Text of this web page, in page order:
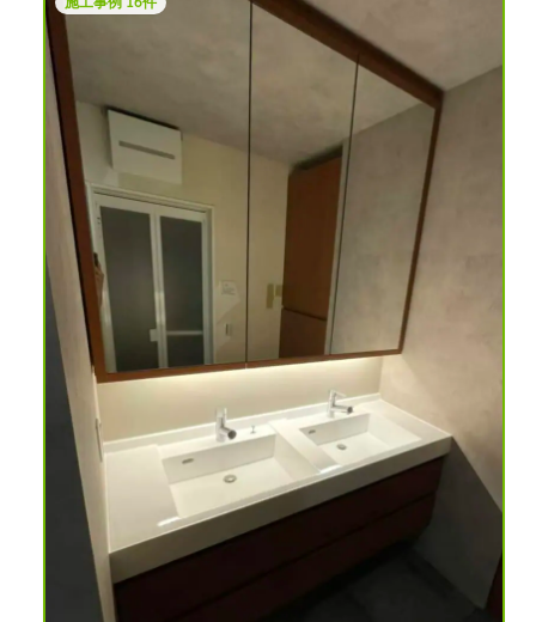
など、問題山積みでした。ご担当者さんは区役所の担当者ともスマ
ートに対応していただき、無事に工事が完了したことを心より感謝
しております。また何かありましたら、是非ともお願いしたいで
す。